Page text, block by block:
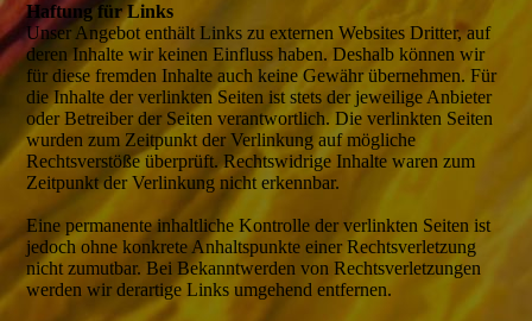
Haftung für Links
Unser Angebot enthält Links zu externen Websites Dritter, auf
deren Inhalte wir keinen Einfluss haben. Deshalb können wir
für diese fremden Inhalte auch keine Gewähr übernehmen. Für
die Inhalte der verlinkten Seiten ist stets der jeweilige Anbieter
oder Betreiber der Seiten verantwortlich. Die verlinkten Seiten
wurden zum Zeitpunkt der Verlinkung auf mögliche
Rechtsverstöße überprüft. Rechtswidrige Inhalte waren zum
Zeitpunkt der Verlinkung nicht erkennbar.
Eine permanente inhaltliche Kontrolle der verlinkten Seiten ist
jedoch ohne konkrete Anhaltspunkte einer Rechtsverletzung
nicht zumutbar. Bei Bekanntwerden von Rechtsverletzungen
werden wir derartige Links umgehend entfernen.